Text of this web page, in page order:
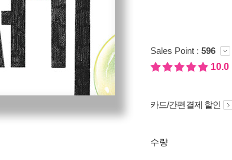
Sales Point : 596
10.0
카드/간편결제 할인
수량